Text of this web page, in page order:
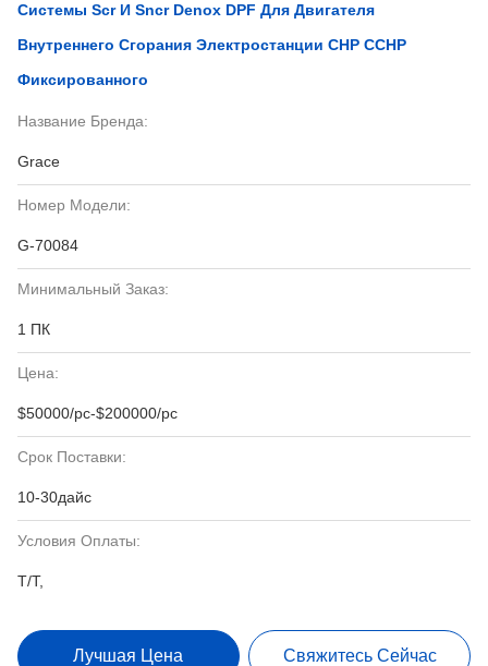
Системы Scr И Sncr Denox DPF Для Двигателя
Внутреннего Сгорания Электростанции CHP CCHP
Фиксированного
Название Бренда:
Grace
Номер Модели:
G-70084
Минимальный Заказ:
1 ПК
Цена:
$50000/pc-$200000/pc
Срок Поставки:
10-30дайс
Условия Оплаты:
Т/Т,
Лучшая Цена Свяжитесь Сейчас